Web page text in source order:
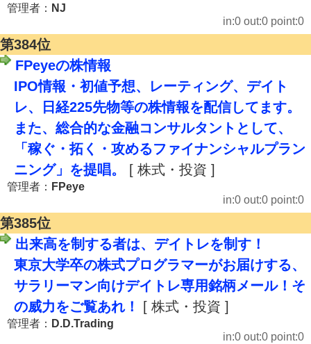
管理者： NJ
in:0 out:0 point:0
第384位
FPeyeの株情報
IPO情報・初値予想、レーティング、デイト
レ、日経225先物等の株情報を配信してます。
また、総合的な金融コンサルタントとして、
「稼ぐ・拓く・攻めるファイナンシャルプラン
ニング」を提唱。
[ 株式・投資 ]
管理者： FPeye
in:0 out:0 point:0
第385位
出来高を制する者は、デイトレを制す！
東京大学卒の株式プログラマーがお届けする、
サラリーマン向けデイトレ専用銘柄メール！そ
の威力をご覧あれ！
[ 株式・投資 ]
管理者： D.D.Trading
in:0 out:0 point:0